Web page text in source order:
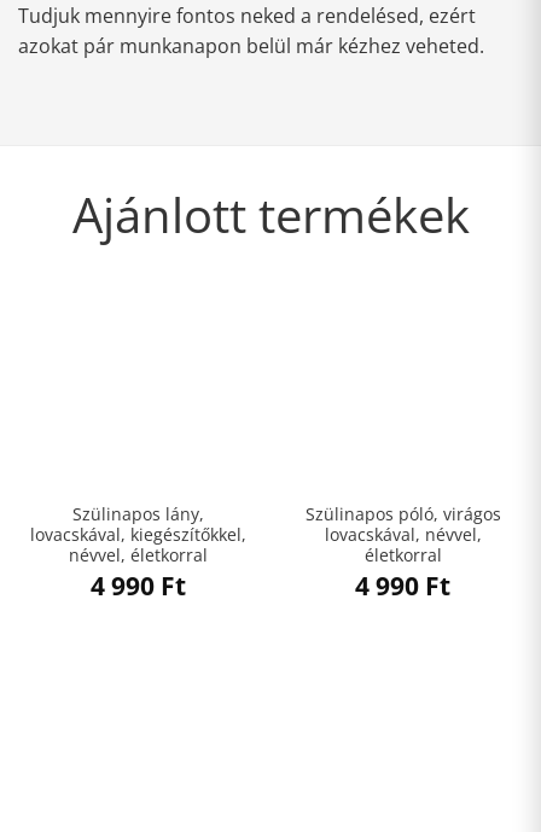
Tudjuk mennyire fontos neked a rendelésed, ezért
azokat pár munkanapon belül már kézhez veheted.
Ajánlott termékek
Szülinapos lány,
lovacskával, kiegészítőkkel,
névvel, életkorral
4 990 Ft
Szülinapos póló, virágos
lovacskával, névvel,
életkorral
4 990 Ft